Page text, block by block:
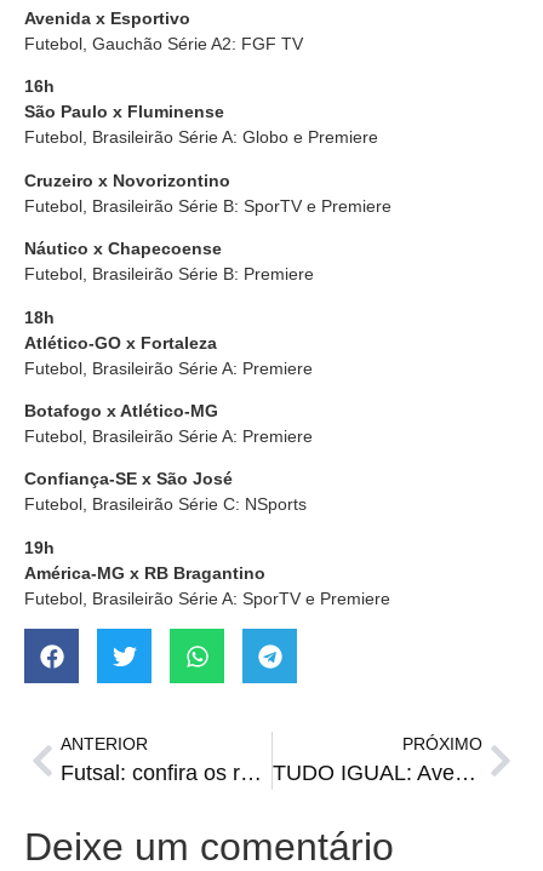
Avenida x Esportivo
Futebol, Gauchão Série A2: FGF TV
16h
São Paulo x Fluminense
Futebol, Brasileirão Série A: Globo e Premiere
Cruzeiro x Novorizontino
Futebol, Brasileirão Série B: SporTV e Premiere
Náutico x Chapecoense
Futebol, Brasileirão Série B: Premiere
18h
Atlético-GO x Fortaleza
Futebol, Brasileirão Série A: Premiere
Botafogo x Atlético-MG
Futebol, Brasileirão Série A: Premiere
Confiança-SE x São José
Futebol, Brasileirão Série C: NSports
19h
América-MG x RB Bragantino
Futebol, Brasileirão Série A: SporTV e Premiere
ANTERIOR
Futsal: confira os resultados da rodada de sexta do Municipal de Empresas
PRÓXIMO
TUDO IGUAL: Avenida e Esportivo empatam primeiro jogo da decisão
Deixe um comentário